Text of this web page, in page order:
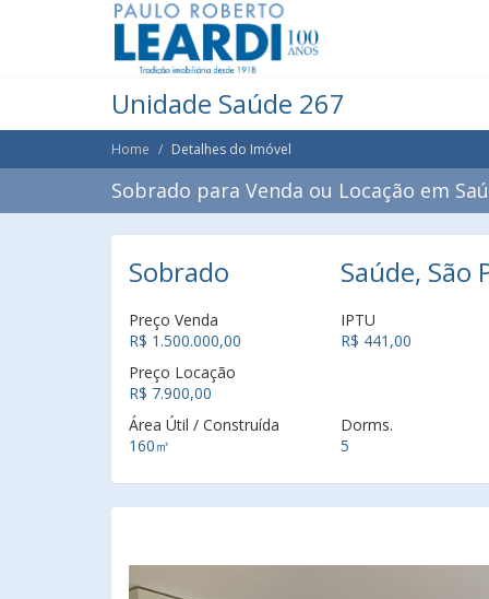
Unidade Saúde 267
Home Detalhes do Imóvel
Sobrado para Venda ou Locação em
Sobrado Saúde, São
Preço Venda
R$ 1.500.000,00
Preço Locação
R$ 7.900,00
IPTU
R$ 441,00
Área Útil / Construída
160㎡
Dorms.
5